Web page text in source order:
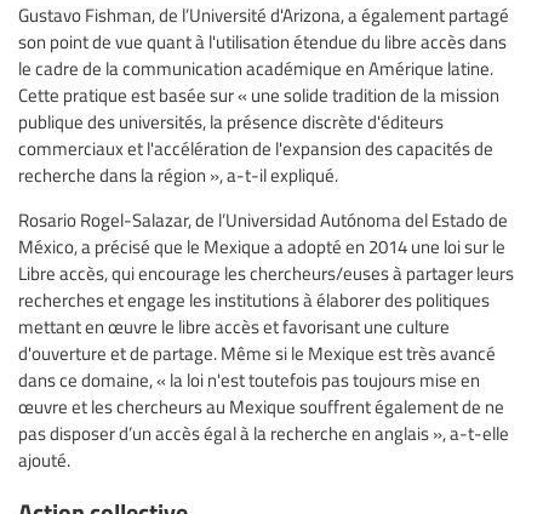
Gustavo Fishman, de l’Université d'Arizona, a également partagé
son point de vue quant à l'utilisation étendue du libre accès dans
le cadre de la communication académique en Amérique latine.
Cette pratique est basée sur « une solide tradition de la mission
publique des universités, la présence discrète d'éditeurs
commerciaux et l'accélération de l'expansion des capacités de
recherche dans la région », a-t-il expliqué.
Rosario Rogel-Salazar, de l’Universidad Autónoma del Estado de
México, a précisé que le Mexique a adopté en 2014 une loi sur le
Libre accès, qui encourage les chercheurs/euses à partager leurs
recherches et engage les institutions à élaborer des politiques
mettant en œuvre le libre accès et favorisant une culture
d'ouverture et de partage. Même si le Mexique est très avancé
dans ce domaine, « la loi n'est toutefois pas toujours mise en
œuvre et les chercheurs au Mexique souffrent également de ne
pas disposer d’un accès égal à la recherche en anglais », a-t-elle
ajouté.